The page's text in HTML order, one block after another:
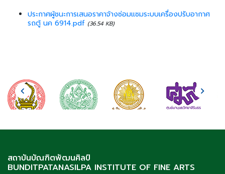
ประกาศผู้ชนะการเสนอราคาจ้างซ่อมแซมระบบเครื่องปรับอากาศ
รถตู้ นค 6914.pdf (36.54 KB)
สถาบันบัณฑิตพัฒนศิลป์
BUNDITPATANASILPA INSTITUTE OF FINE ARTS